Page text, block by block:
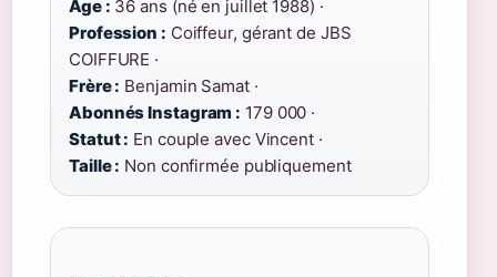
Âge : 36 ans (né en juillet 1988) ·
Profession : Coiffeur, gérant de JBS
COIFFURE ·
Frère : Benjamin Samat ·
Abonnés Instagram : 179 000 ·
Statut : En couple avec Vincent ·
Taille : Non confirmée publiquement